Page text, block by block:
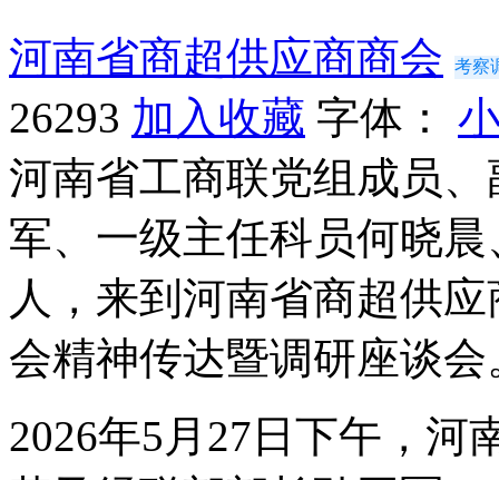
河南省商超供应商商会 考察
26293 加入收藏 字体：
河南省工商联党组成员
军、一级主任科员何晓
人，来到河南省商超供
会精神传达暨调研座谈会
2026年5月27日下午，河